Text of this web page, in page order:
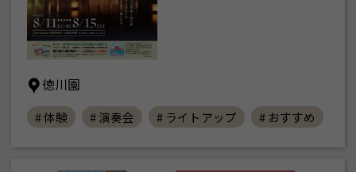
徳川園
# 体験 # 演奏会 # ライトアップ # おすすめ